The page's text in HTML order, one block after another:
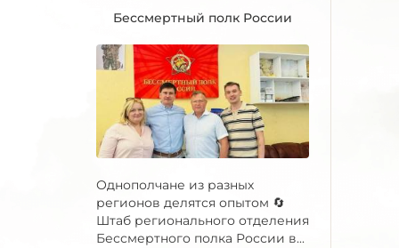
Бессмертный полк России
Однополчане из разных
регионов делятся опытом 🔄
Штаб регионального отделения
Бессмертного полка России в...